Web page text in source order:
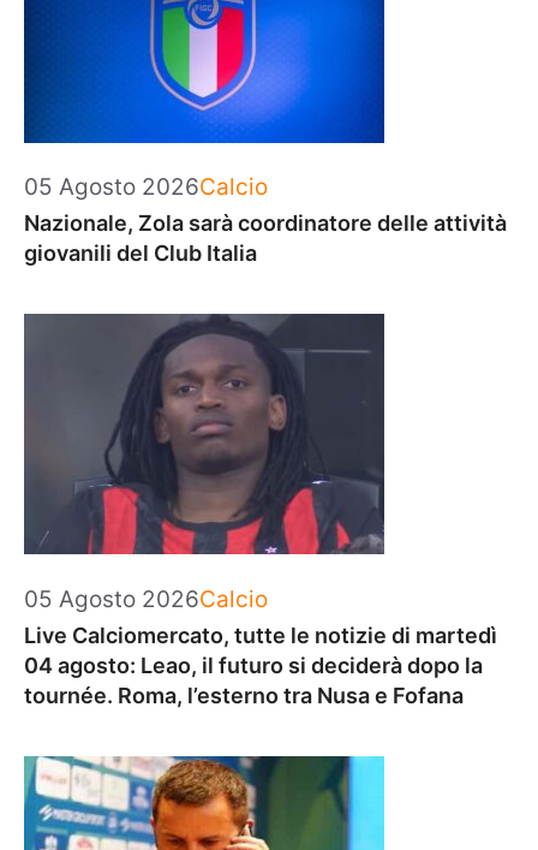
05 Agosto 2026Categorie
Calcio
Nazionale, Zola sarà coordinatore delle attività
giovanili del Club Italia
05 Agosto 2026Categorie
Calcio
Live Calciomercato, tutte le notizie di martedì
04 agosto: Leao, il futuro si deciderà dopo la
tournée. Roma, l’esterno tra Nusa e Fofana